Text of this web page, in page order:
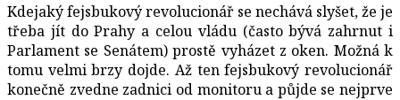
Kdejaký fejsbukový revolucionář se nechává slyšet, že je
třeba jít do Prahy a celou vládu (často bývá zahrnut i
Parlament se Senátem) prostě vyházet z oken. Možná k
tomu velmi brzy dojde. Až ten fejsbukový revolucionář
konečně zvedne zadnici od monitoru a půjde se nejprve